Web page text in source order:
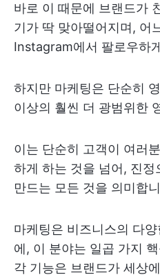
바로 이 때문에 브랜드가
기가 딱 맞아떨어지며, 어
Instagram에서 팔로우하
하지만 마케팅은 단순히
이상의 훨씬 더 광범위한
이는 단순히 고객이 여러
하게 하는 것을 넘어, 진
만드는 모든 것을 의미합
마케팅은 비즈니스의 다
에, 이 분야는 일곱 가지
각 기능은 브랜드가 세상